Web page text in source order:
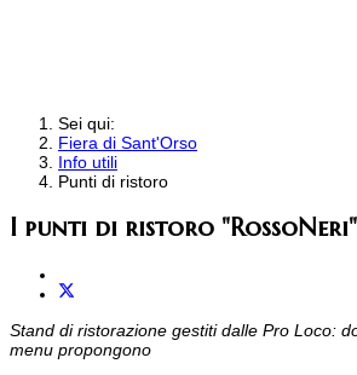
Sei qui:
Fiera di Sant'Orso
Info utili
Punti di ristoro
I punti di ristoro "RossoNeri"
Stand di ristorazione gestiti dalle Pro Loco:
menu propongono